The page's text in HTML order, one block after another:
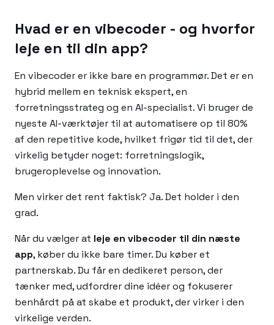
Hvad er en vibecoder - og hvorfor
leje en til din app?
En vibecoder er ikke bare en programmør. Det er en
hybrid mellem en teknisk ekspert, en
forretningsstrateg og en AI-specialist. Vi bruger de
nyeste AI-værktøjer til at automatisere op til 80%
af den repetitive kode, hvilket frigør tid til det, der
virkelig betyder noget: forretningslogik,
brugeroplevelse og innovation.
Men virker det rent faktisk? Ja. Det holder i den
grad.
Når du vælger at leje en vibecoder til din næste
app, køber du ikke bare timer. Du køber et
partnerskab. Du får en dedikeret person, der
tænker med, udfordrer dine idéer og fokuserer
benhårdt på at skabe et produkt, der virker i den
virkelige verden.